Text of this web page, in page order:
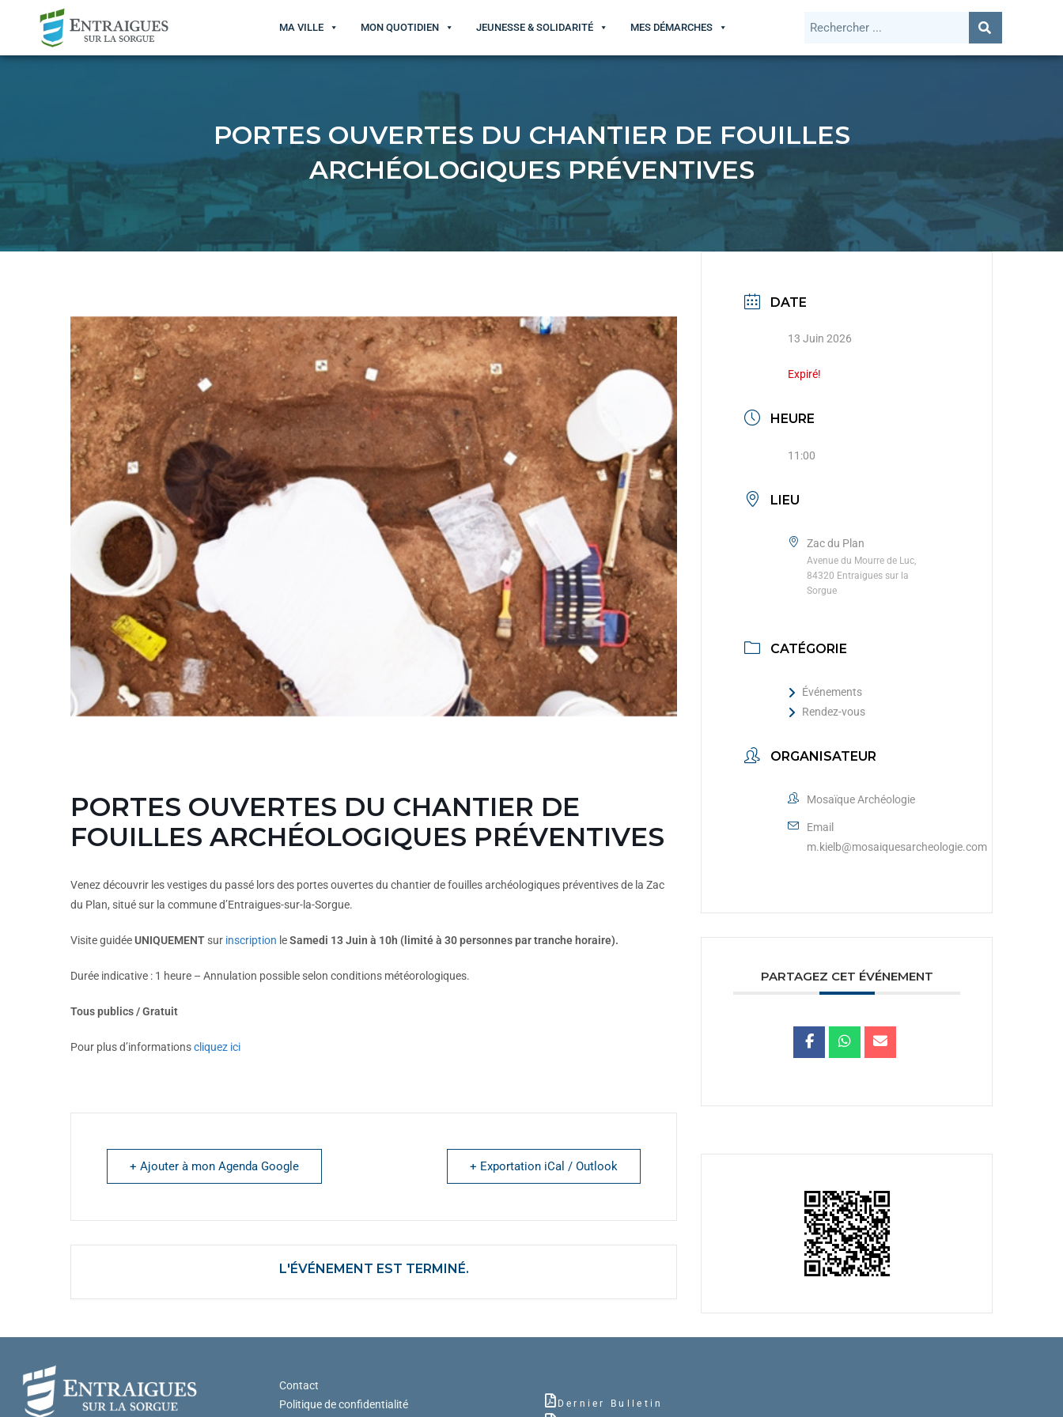
MA VILLE MON QUOTIDIEN JEUNESSE & SOLIDARITÉ MES DÉMARCHES
PORTES OUVERTES DU CHANTIER DE FOUILLES
ARCHÉOLOGIQUES PRÉVENTIVES
PORTES OUVERTES DU CHANTIER DE
FOUILLES ARCHÉOLOGIQUES PRÉVENTIVES
Venez découvrir les vestiges du passé lors des portes ouvertes du chantier de fouilles archéologiques préventives de la Zac
du Plan, situé sur la commune d’Entraigues-sur-la-Sorgue.
Visite guidéeUNIQUEMENT sur inscription leSamedi 13 Juin à 10h (limité à 30 personnes par tranche horaire).
Durée indicative : 1 heure – Annulation possible selon conditions météorologiques.
Tous publics / Gratuit
Pour plus d’informationscliquez ici
+ Ajouter à mon Agenda Google + Exportation iCal / Outlook
L'ÉVÉNEMENT EST TERMINÉ.
DATE
13 Juin 2026
Expiré!
HEURE
11:00
LIEU
Zac du Plan
Avenue du Mourre de Luc,
84320 Entraigues sur la
Sorgue
CATÉGORIE
Événements
Rendez-vous
ORGANISATEUR
Mosaïque Archéologie
Email
m.kielb@mosaiquesarcheologie.com
PARTAGEZ CET ÉVÉNEMENT
Contact
Politique de confidentialité
Dernier Bulletin